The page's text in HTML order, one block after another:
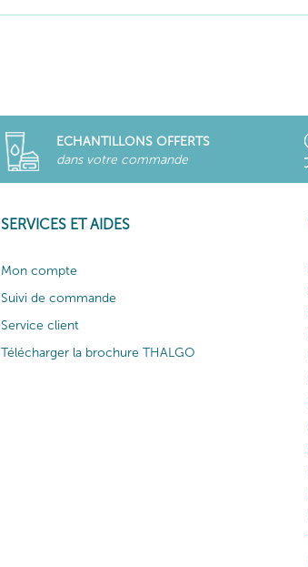
ECHANTILLONS OFFERTS
dans votre commande
SERVICES ET AIDES
Mon compte
Suivi de commande
Service client
Télécharger la brochure THALGO